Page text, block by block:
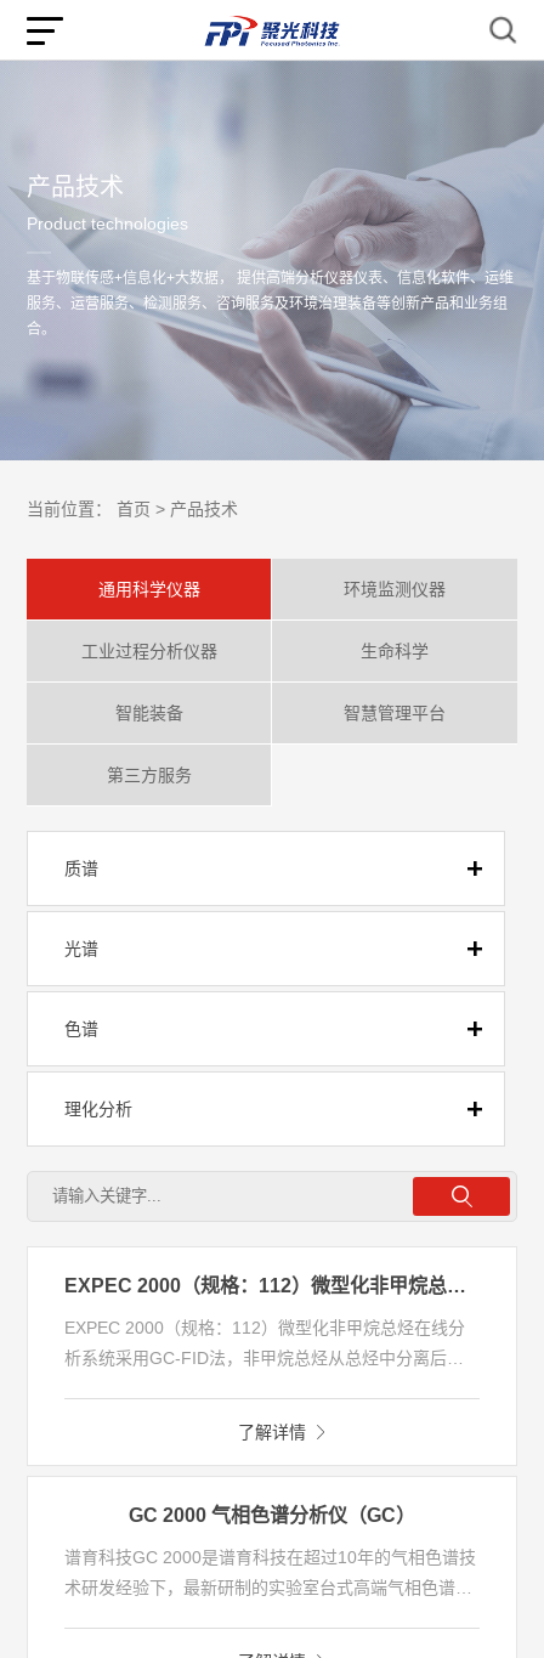
产品技术
Product technologies
基于物联传感+信息化+大数据， 提供高端分析仪器仪表、信息化软件、运维
服务、运营服务、检测服务、咨询服务及环境治理装备等创新产品和业务组
合。
当前位置： 首页 > 产品技术
通用科学仪器 环境监测仪器
工业过程分析仪器 生命科学
智能装备 智慧管理平台
第三方服务
质谱
光谱
色谱
理化分析
前处理
全自动实验室
EXPEC 2000（规格：112）微型化非甲烷总烃在线分析系统
EXPEC 2000（规格：112）微型化非甲烷总烃在线分
析系统采用GC-FID法，非甲烷总烃从总烃中分离后直
烷总烃连续自动监测技术规定（试行）》技术要求。整
套系统体积小、重量轻、检测限低，无需站房，可壁挂
总烃的网格化监测。
了解详情
GC 2000 气相色谱分析仪（GC）
谱育科技GC 2000是谱育科技在超过10年的气相色谱技
术研发经验下，最新研制的实验室台式高端气相色谱